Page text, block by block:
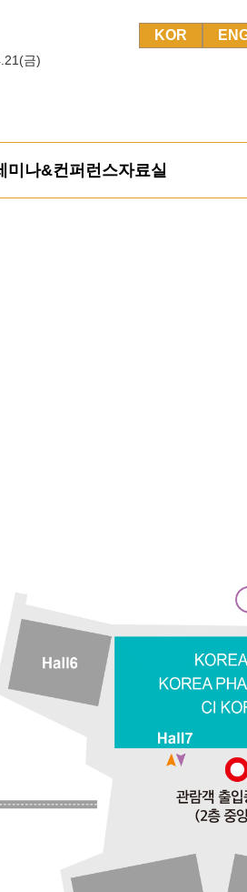
금)
KOR
미나&컨퍼런스자료실